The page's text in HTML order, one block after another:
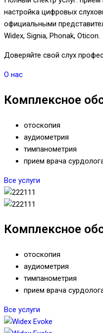
настройка цифровых
официальными
Widex, Signia, Phonak, Oticon.
Доверяйте свой слух
О нас
Комплексное
отоскопия
аудиометрия
тимпанометрия
прием врача
Все услуги
Комплексное
отоскопия
аудиометрия
тимпанометрия
прием врача
Все услуги